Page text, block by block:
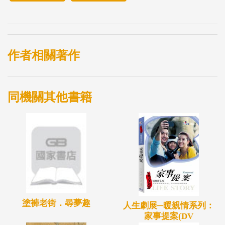
作者相關著作
同機關其他書籍
塗褲老街．尋夢趣
人生劇展─暖親情系列：
家事提案(DV